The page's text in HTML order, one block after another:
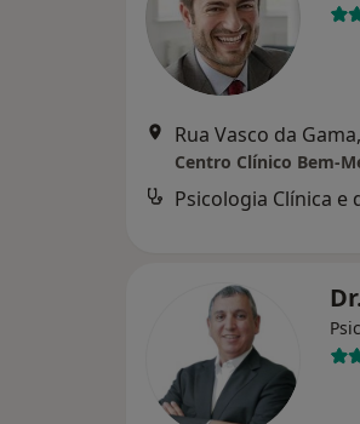
Centro Clínico Bem-
Psicologia Clínica e